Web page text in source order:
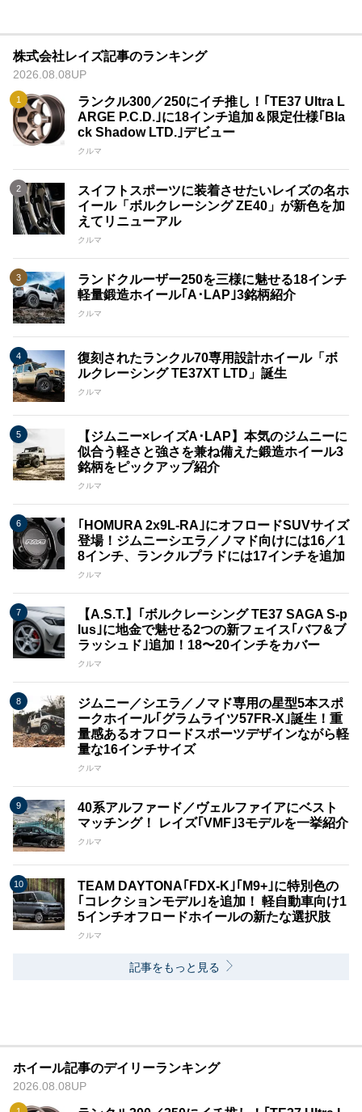
株式会社レイズ記事のランキング
2026.08.08UP
ランクル300／250にイチ推し！｢TE37 Ultra L
ARGE P.C.D.｣に18インチ追加＆限定仕様｢Bla
ck Shadow LTD.｣デビュー
クルマ
スイフトスポーツに装着させたいレイズの名ホ
イール「ボルクレーシング ZE40」が新色を加
えてリニューアル
クルマ
ランドクルーザー250を三様に魅せる18インチ
軽量鍛造ホイール｢A･LAP｣3銘柄紹介
クルマ
復刻されたランクル70専用設計ホイール「ボ
ルクレーシング TE37XT LTD」誕生
クルマ
【ジムニー×レイズA･LAP】本気のジムニーに
似合う軽さと強さを兼ね備えた鍛造ホイール3
銘柄をピックアップ紹介
クルマ
｢HOMURA 2x9L​​-RA｣にオフロードSUVサイズ
登場！ジムニーシエラ／ノマド向けには16／1
8インチ、ランクルプラドには17インチを追加
クルマ
【A.S.T.】｢ボルクレーシング TE37 SAGA S-p
lus｣に地金で魅せる2つの新フェイス｢バフ&ブ
ラッシュド｣追加！18〜20インチをカバー
クルマ
ジムニー／シエラ／ノマド専用の星型5本スポ
ークホイール｢グラムライツ57FR-X｣誕生！重
量感あるオフロードスポーツデザインながら軽
量な16インチサイズ
クルマ
40系アルファード／ヴェルファイアにベスト
マッチング！ レイズ｢VMF｣3モデルを一挙紹介
クルマ
TEAM DAYTONA｢FDX-K｣｢M9+｣に特別色の
｢コレクションモデル｣を追加！ 軽自動車向け1
5インチオフロードホイールの新たな選択肢
クルマ
記事をもっと見る
ホイール記事のデイリーランキング
2026.08.08UP